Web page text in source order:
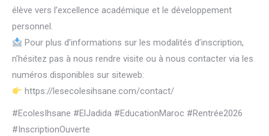
élève vers l’excellence académique et le développement
personnel.
Pour plus d’informations sur les modalités d’inscription,
n’hésitez pas à nous rendre visite ou à nous contacter via les
numéros disponibles sur siteweb:
https://lesecolesihsane.com/contact/
#EcolesIhsane #ElJadida #EducationMaroc #Rentrée2026
#InscriptionOuverte